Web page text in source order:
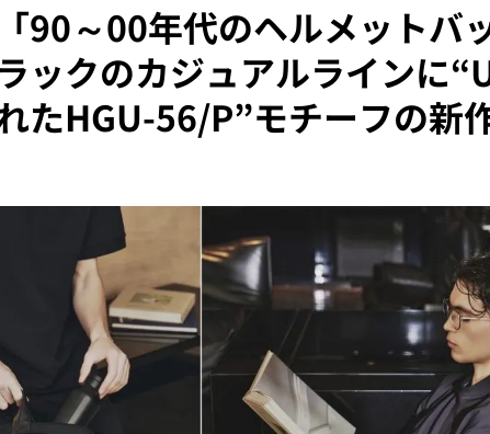
90～00年代のヘルメットバ
ックのカジュアルラインに
たHGU-56/P”モチーフの新